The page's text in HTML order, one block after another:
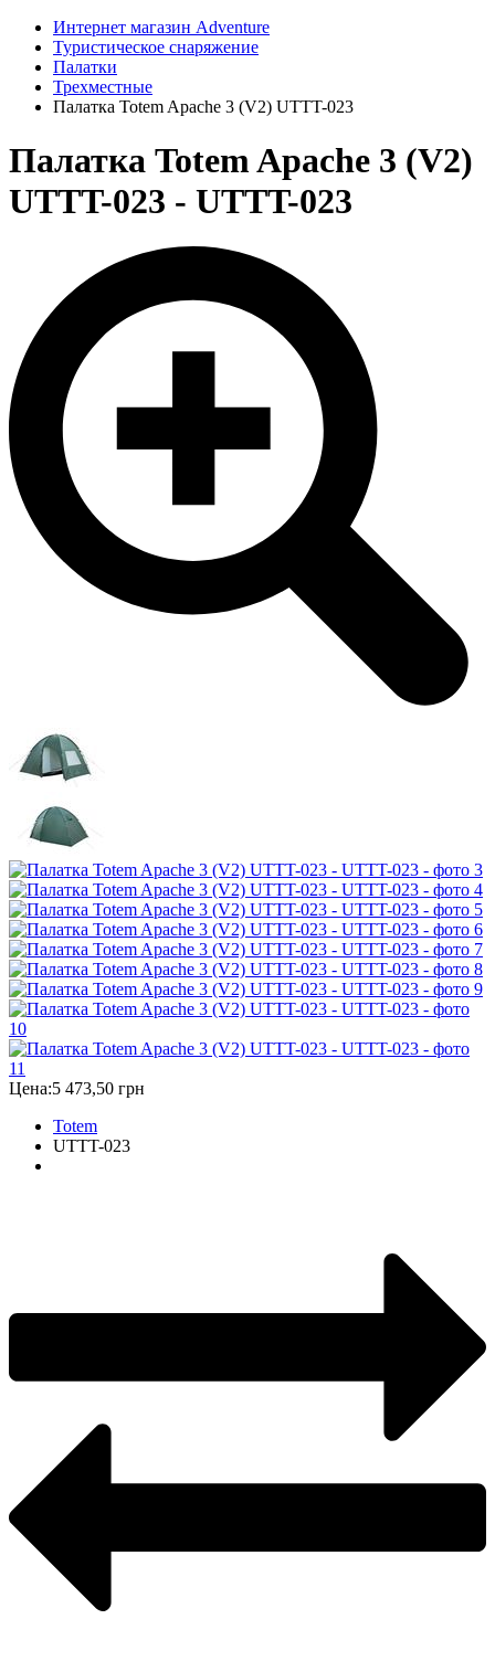
Интернет магазин Adventure
Туристическое снаряжение
Палатки
Трехместные
Палатка Totem Apache 3 (V2) UTTT-023
Палатка Totem Apache 3 (V2)
UTTT-023 - UTTT-023
Цена:5 473,50 грн
Totem
UTTT-023